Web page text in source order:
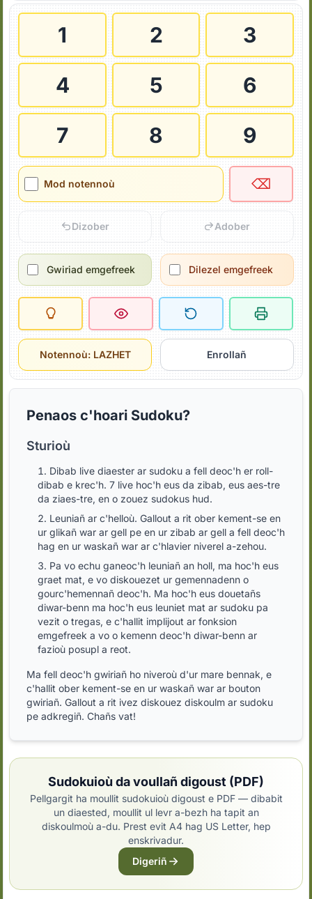
1 2
3
4
5
6
7
8 9
Mod notennoù ⌫
Dizober Adober
Gwiriad emgefreek Dilezel emgefreek
Notennoù: LAZHET Enrollañ
Penaos c'hoari Sudoku?
Sturioù
Dibab live diaester ar sudoku a fell deoc'h er roll-
dibab e krec'h. 7 live hoc'h eus da zibab, eus aes-tre
da ziaes-tre, en o zouez sudokus hud.
Leuniañ ar c'helloù. Gallout a rit ober kement-se en
ur glikañ war ar gell pe en ur zibab ar gell a fell deoc'h
hag en ur waskañ war ar c'hlavier niverel a-zehou.
Pa vo echu ganeoc'h leuniañ an holl, ma hoc'h eus
graet mat, e vo diskouezet ur gemennadenn o
gourc'hemennañ deoc'h. Ma hoc'h eus douetañs
diwar-benn ma hoc'h eus leuniet mat ar sudoku pa
vezit o tregas, e c'hallit implijout ar fonksion
emgefreek a vo o kemenn deoc'h diwar-benn ar
fazioù posupl a reot.
Ma fell deoc'h gwiriañ ho niveroù d'ur mare bennak, e
c'hallit ober kement-se en ur waskañ war ar bouton
gwiriañ. Gallout a rit ivez diskouez diskoulm ar sudoku
pe adkregiñ. Chañs vat!
Sudokuioù da voullañ digoust (PDF)
Pellgargit ha moullit sudokuioù digoust e PDF — dibabit
un diaested, moullit ul levr a-bezh ha tapit an
diskoulmoù a-du. Prest evit A4 hag US Letter, hep
enskrivadur.
Digeriñ